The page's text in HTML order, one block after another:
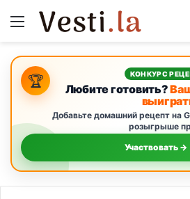
Menu
🏆 КОНКУРС
Любите готовить?
Добавьте домашний рецепт на
розыгрыше
Участвовать →